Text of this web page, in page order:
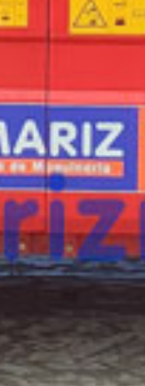
máquinas desde el
para un asesoramiento
y recibiremos
para ponernos en